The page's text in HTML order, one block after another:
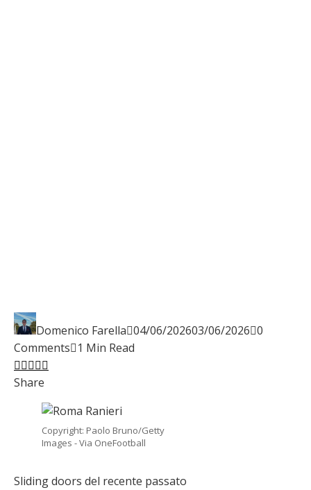
Domenico Farella 04/06/202603/06/2026 0
Comments 1 Min Read
Facebook
Twitter
LinkedIn
Pinterest
Stumbleupon
Share
Copyright: Paolo Bruno/Getty
Images - Via OneFootball
Sliding doors del recente passato